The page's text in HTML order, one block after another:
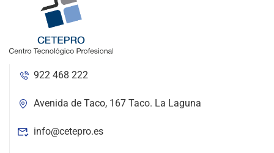
922 468 222
Avenida de Taco, 167 Taco. La Laguna
info@cetepro.es